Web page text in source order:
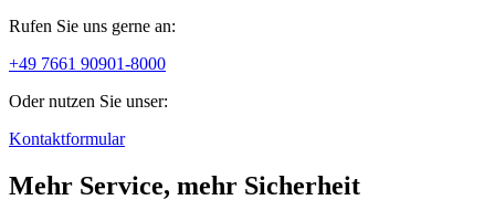
Rufen Sie uns gerne an:
+49 7661 90901-8000
Oder nutzen Sie unser:
Kontaktformular
Mehr Service, mehr Sicherheit